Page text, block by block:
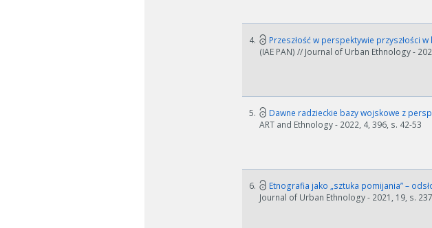
4. Przeszłość w perspektywie przyszłości
(IAE PAN) // Journal of Urban Ethnology -
5. Dawne radzieckie bazy wojskowe z
ART and Ethnology - 2022, 4, 396, s. 42-53
6. Etnografia jako „sztuka pomijania” –
Journal of Urban Ethnology - 2021, 19, s.